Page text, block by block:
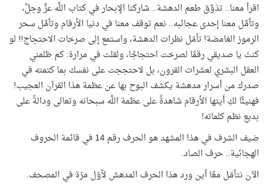
اقرأ معنا.. تذوَّق طعم الدهشة.. شاركنا الإبحار في كتاب اللَّه عزَّ وجلَّ،
وتأمَّل معنا إحدى عجائبه.. نعم توقف معنا في دنيا الأرقام وتأمَّل سحر
الرموز الغامضة! تأمّل نظرات الدهشة، واستمع إلى صرخات الاحتجاج!! لو
كنتَ يا صديقي رقمًا لصرخت احتجاجًا، ولقلت في مرارة: كم ظلمني
العقل البشري لعشرات القرون، بل لاحتججت على نفسك بما كتمته في
صدرك من أسرار مدهشة يكشف البوح بها عن عظمة هذا القرآن العجيب!
فهنيئًا لكِ أيتها الأرقام شاهدةً على عظمة اللَّه سبحانه وتعالى ودالةً على
بديع نظم كلماته!
ضيف الشرف في هذا المشهد هو الحرف رقم 14 في قائمة الحروف
الهجائية.. حرف الصاد.
الآن نتأمّل معًا أين ورد هذا الحرف المدهش لأوّل مرّة في المصحف.